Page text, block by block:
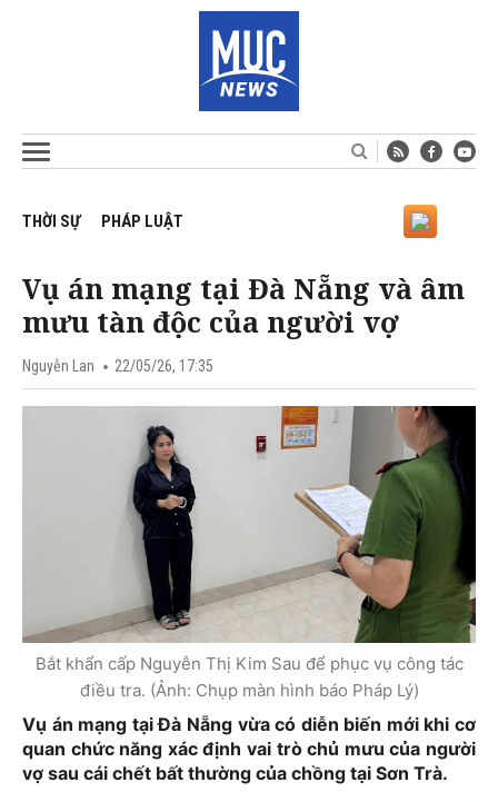
THỜI SỰ PHÁP LUẬT
Vụ án mạng tại Đà Nẵng và âm
mưu tàn độc của người vợ
Nguyễn Lan 22/05/26, 17:35
Bắt khẩn cấp Nguyễn Thị Kim Sau để phục vụ công tác
điều tra. (Ảnh: Chụp màn hình báo Pháp Lý)
Vụ án mạng tại Đà Nẵng vừa có diễn biến mới khi cơ
quan chức năng xác định vai trò chủ mưu của người
vợ sau cái chết bất thường của chồng tại Sơn Trà.